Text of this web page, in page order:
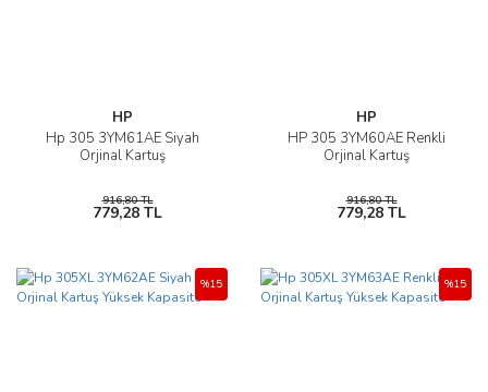
HP
Hp 305 3YM61AE Siyah
Orjinal Kartuş
916,80 TL
779,28 TL
HP
HP 305 3YM60AE Renkli
Orjinal Kartuş
916,80 TL
779,28 TL
%15 %15